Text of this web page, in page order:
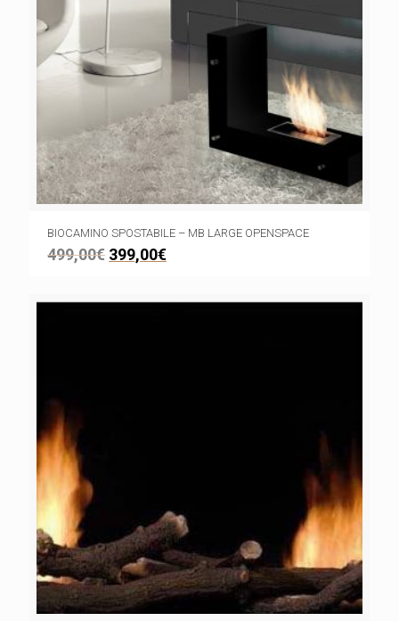
BIOCAMINO SPOSTABILE – MB LARGE OPENSPACE
499,00€ 399,00€